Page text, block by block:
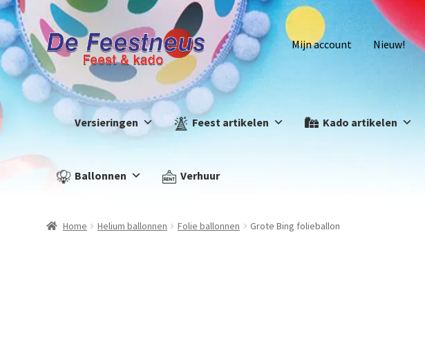
Mijn account Nieuw!
Versieringen Feest artikelen Kado artikelen
Ballonnen Verhuur
Home Helium ballonnen Folie ballonnen Grote Bing folieballon